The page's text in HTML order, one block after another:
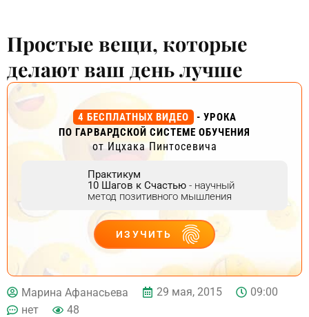
Простые вещи, которые
делают ваш день лучше
4 БЕСПЛАТНЫХ ВИДЕО
- УРОКА
ПО ГАРВАРДСКОЙ СИСТЕМЕ ОБУЧЕНИЯ
от Ицхака Пинтосевича
Практикум
10 Шагов к Счастью - научный
метод позитивного мышления
ИЗУЧИТЬ
ДЕЙСТВУЙ
Марина Афанасьева 29 мая, 2015
09:00
нет
48